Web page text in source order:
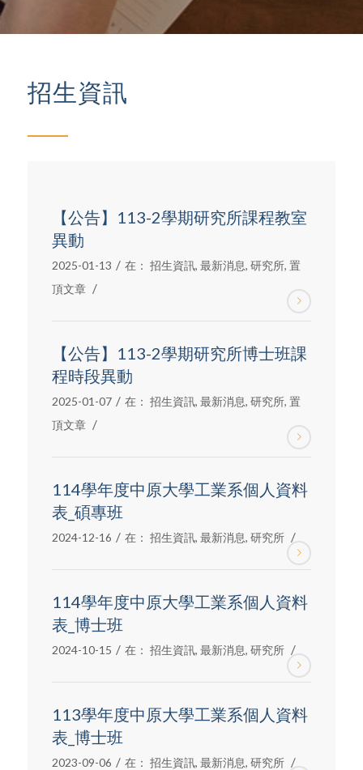
招生資訊
【公告】113-2學期研究所課程教室
異動
2025-01-13 / 在： 招生資訊, 最新消息, 研究所, 置
頂文章 /
【公告】113-2學期研究所博士班課
程時段異動
2025-01-07 / 在： 招生資訊, 最新消息, 研究所, 置
頂文章 /
114學年度中原大學工業系個人資料
表_碩專班
2024-12-16 / 在： 招生資訊, 最新消息, 研究所 /
114學年度中原大學工業系個人資料
表_博士班
2024-10-15 / 在： 招生資訊, 最新消息, 研究所 /
113學年度中原大學工業系個人資料
表_博士班
2023-09-06 / 在： 招生資訊, 最新消息, 研究所 /